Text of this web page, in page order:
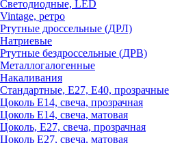
Светодиодные, LED
Vintage, ретро
Ртутные дроссельные (ДРЛ)
Натриевые
Ртутные бездроссельные (ДРВ)
Металлогалогенные
Накаливания
Стандартные, Е27, Е40, прозрачные
Цоколь Е14, свеча, прозрачная
Цоколь Е14, свеча, матовая
Цоколь, Е27, свеча, прозрачная
Цоколь Е27, свеча, матовая